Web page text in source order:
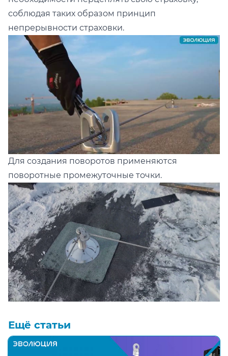
соблюдая таких образом принцип
непрерывности страховки.
Для создания поворотов применяются
поворотные промежуточные точки.
Ещё статьи